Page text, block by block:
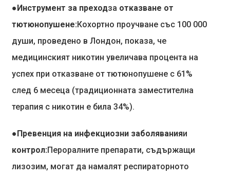
●Инструмент за преходза отказване от
тютюнопушене:Кохортно проучване със 100 000
души, проведено в Лондон, показа, че
медицинският никотин увеличава процента на
успех при отказване от тютюнопушене с 61%
след 6 месеца (традиционната заместителна
терапия с никотин е била 34%).
●Превенция на инфекциозни заболяванияи
контрол:Пероралните препарати, съдържащи
лизозим, могат да намалят респираторното